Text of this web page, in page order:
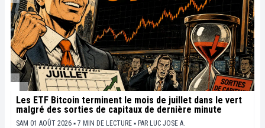
Les ETF Bitcoin terminent le mois de juillet dans le vert
malgré des sorties de capitaux de dernière minute
SAM 01 AOÛT 2026 ▪ 7 MIN DE LECTURE ▪ PAR LUC JOSE A.